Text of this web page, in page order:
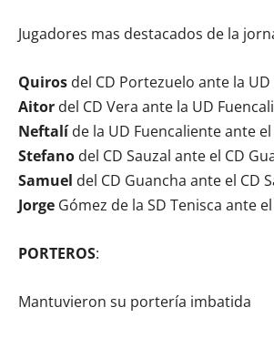
Jugadores mas destacados de la
Quiros del CD Portezuelo ante la UD
Aitor del CD Vera ante la UD
Neftalíde la UD Fuencaliente ante el
Stefano del CD Sauzal ante el CD
Samuel del CD Guancha ante el CD
Jorge Gómez de la SD Tenisca ante
PORTEROS:
Mantuvieron su portería imbatida